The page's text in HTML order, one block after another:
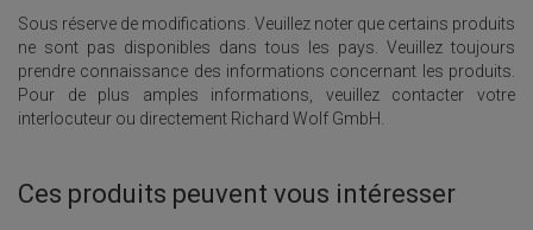
Sous réserve de modifications. Veuillez noter que certains produits
ne sont pas disponibles dans tous les pays. Veuillez toujours
prendre connaissance des informations concernant les produits.
Pour de plus amples informations, veuillez contacter votre
interlocuteur ou directement Richard Wolf GmbH.
Ces produits peuvent vous intéresser